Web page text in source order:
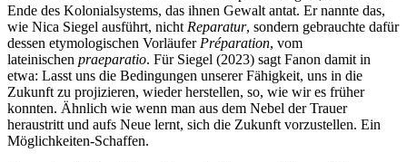
Ende des Kolonialsystems, das ihnen Gewalt antat. Er nannte das,
wie Nica Siegel ausführt, nicht Reparatur, sondern gebrauchte dafür
dessen etymologischen Vorläufer Préparation, vom
lateinischen praeparatio. Für Siegel (2023) sagt Fanon damit in
etwa: Lasst uns die Bedingungen unserer Fähigkeit, uns in die
Zukunft zu projizieren, wieder herstellen, so, wie wir es früher
konnten. Ähnlich wie wenn man aus dem Nebel der Trauer
heraustritt und aufs Neue lernt, sich die Zukunft vorzustellen. Ein
Möglichkeiten-Schaffen.